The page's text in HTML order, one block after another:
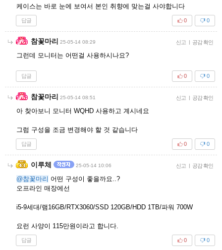
케이스는 바로 눈에 보여서 본인 취향에 맞는걸 사야합니다
답글 0
0
참꽃마리 25-05-14 08:29 신고 | 공감 확인
그런데 모니터는 어떤걸 사용하시나요?
답글 0
0
참꽃마리 25-05-14 08:51 신고 | 공감 확인
아 찾아보니 모니터 WQHD 사용하고 계시네요
그럼 구성을 조금 변경해야 할 것 같습니다
답글 0
0
이루체 25-05-14 10:06 신고 | 공감 확인
@참꽃마리 어떤 구성이 좋을까요..?
오프라인 매장에선
i5-9세대/램16GB/RTX3060/SSD 120GB/HDD 1TB/파워 700W
요런 사양이 115만원이라고 합니다.
답글 0
0